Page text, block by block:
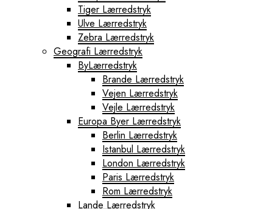
Tiger Lærredstryk
Ulve Lærredstryk
Zebra Lærredstryk
Geografi Lærredstryk
ByLærredstryk
Brande Lærredstryk
Vejen Lærredstryk
Vejle Lærredstryk
Europa Byer Lærredstryk
Berlin Lærredstryk
Istanbul Lærredstryk
London Lærredstryk
Paris Lærredstryk
Rom Lærredstryk
Lande Lærredstryk